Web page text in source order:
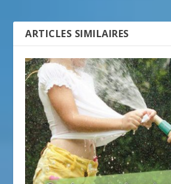
ARTICLES SIMILAIRES